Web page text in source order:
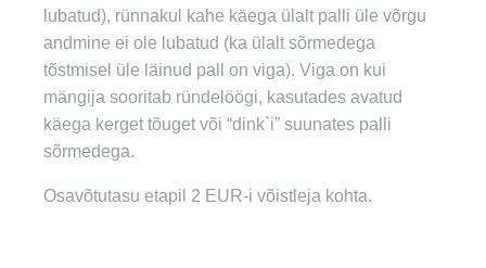
lubatud), rünnakul kahe käega ülalt palli üle võrgu
andmine ei ole lubatud (ka ülalt sõrmedega
tõstmisel üle läinud pall on viga). Viga on kui
mängija sooritab ründelöögi, kasutades avatud
käega kerget tõuget või “dink`i” suunates palli
sõrmedega.
Osavõtutasu etapil 2 EUR-i võistleja kohta.